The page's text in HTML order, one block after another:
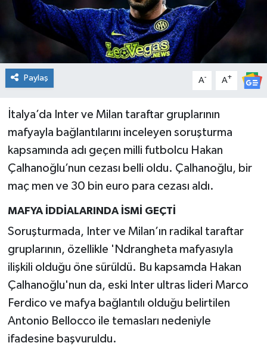
Paylaş A- A+
İtalya’da Inter ve Milan taraftar gruplarının
mafyayla bağlantılarını inceleyen soruşturma
kapsamında adı geçen milli futbolcu Hakan
Çalhanoğlu’nun cezası belli oldu. Çalhanoğlu, bir
maç men ve 30 bin euro para cezası aldı.
MAFYA İDDİALARINDA İSMİ GEÇTİ
Soruşturmada, Inter ve Milan’ın radikal taraftar
gruplarının, özellikle 'Ndrangheta mafyasıyla
ilişkili olduğu öne sürüldü. Bu kapsamda Hakan
Çalhanoğlu'nun da, eski Inter ultras lideri Marco
Ferdico ve mafya bağlantılı olduğu belirtilen
Antonio Bellocco ile temasları nedeniyle
ifadesine başvuruldu.
Çevre
Okul Gazetesi